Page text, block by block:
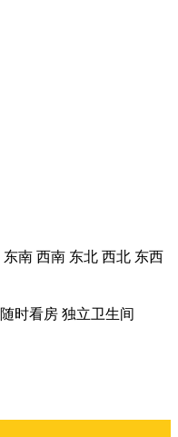
东南 西南 东北 西北 东西
随时看房 独立卫生间